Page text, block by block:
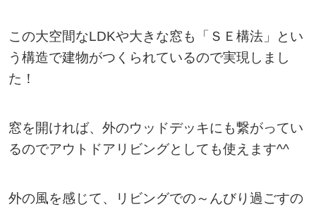
この大空間なLDKや大きな窓も「ＳＥ構法」とい
う構造で建物がつくられているので実現しまし
た！
窓を開ければ、外のウッドデッキにも繋がってい
るのでアウトドアリビングとしても使えます^^
外の風を感じて、リビングでの～んびり過ごすの